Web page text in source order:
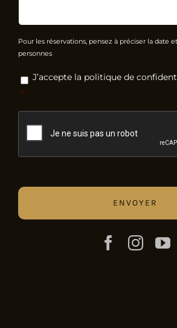
Pour les réservations, pensez à préciser la date
personnes
RGPD *
J’accepte la politique de
*